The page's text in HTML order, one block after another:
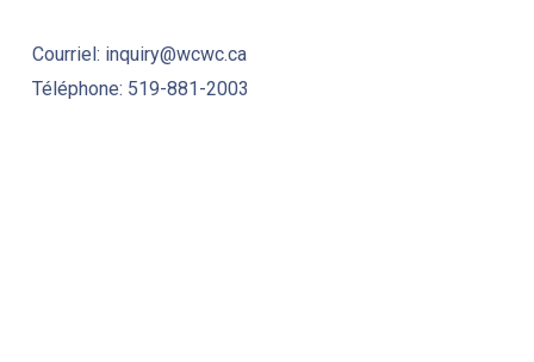
Courriel: inquiry@wcwc.ca
Téléphone: 519-881-2003